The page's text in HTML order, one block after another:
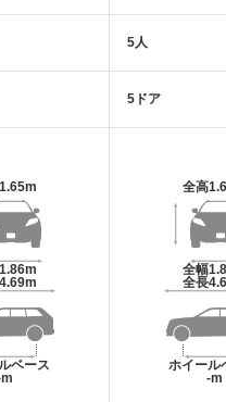
ベース
5人
5ドア
全高
全幅
全長
ホイール
-m